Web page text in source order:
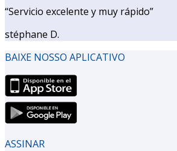
“Servicio excelente y muy rápido”
stéphane D.
BAIXE NOSSO APLICATIVO
ASSINAR